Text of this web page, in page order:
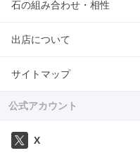
石の組み合わせ・相性
出店について
サイトマップ
公式アカウント
X